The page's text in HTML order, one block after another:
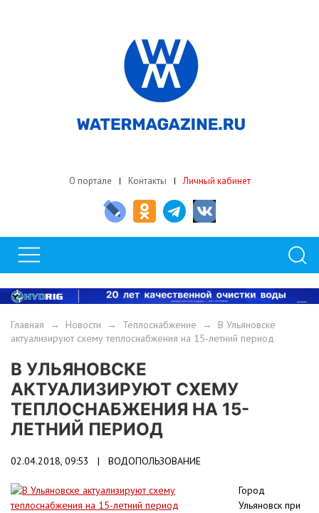
О портале Контакты Личный кабинет
Главная → Новости → Теплоснабжение → В Ульяновске
актуализируют схему теплоснабжения на 15-летний период
В УЛЬЯНОВСКЕ
АКТУАЛИЗИРУЮТ СХЕМУ
ТЕПЛОСНАБЖЕНИЯ НА 15-
ЛЕТНИЙ ПЕРИОД
02.04.2018, 09:53 | ВОДОПОЛЬЗОВАНИЕ
Город
Ульяновск при